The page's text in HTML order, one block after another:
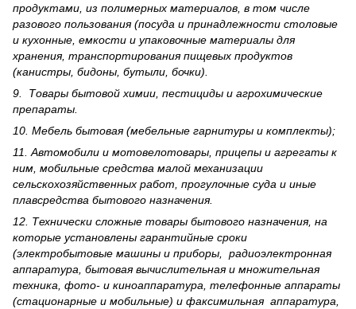
продуктами, из полимерных материалов, в том числе
разового пользования (посуда и принадлежности столовые
и кухонные, емкости и упаковочные материалы для
хранения, транспортирования пищевых продуктов
(канистры, бидоны, бутыли, бочки).
9. Товары бытовой химии, пестициды и агрохи­мические
препараты.
10. Мебель бытовая (мебельные гарнитуры и комплекты);
11. Автомобили и мотовелотовары, прицепы и агрегаты к
ним, мобильные средства малой механизации
сельскохозяйственных работ, прогулочные суда и иные
плавсредства бытового назначения.
12. Технически сложные товары бытового назна­чения, на
которые установлены гарантийные сроки
(электробытовые машины и приборы, радиоэлектронная
аппаратура, бытовая вычислительная и множительная
техника, фото- и киноаппаратура, телефонные аппараты
(стационарные и мобильные) и факсимильная аппаратура,